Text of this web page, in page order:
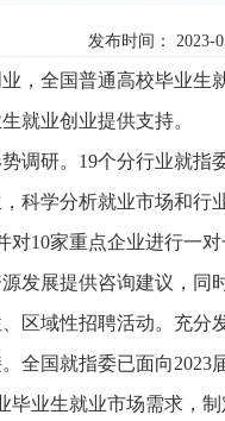
发布时间： 2023-
，全国普通高校毕业
就业创业提供支持。
调研。 19个分行业就指
科学分析就业市场和
对10家重点企业进行一
发展提供咨询建议，同
区域性招聘活动。 充分
全国就指委已面向2023
毕业生就业市场需求，